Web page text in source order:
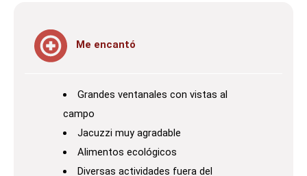
Me encantó
Grandes ventanales con vistas al
campo
Jacuzzi muy agradable
Alimentos ecológicos
Diversas actividades fuera del